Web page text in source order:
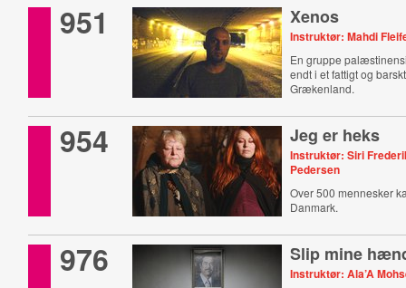
951 Xenos
Instruktør: Mahdi
En gruppe
endt i et fattigt og
Grækenland.
954 Jeg er heks
Instruktør: Siri
Pedersen
Over 500 mennesker
Danmark.
976 Slip mine
Instruktør: Ala’A